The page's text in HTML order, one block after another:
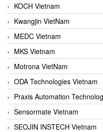
KOCH Vietnam
Kwangjin VietNam
MEDC Vietnam
MKS Vietnam
Motrona VietNam
ODA Technologies Vietnam
Praxis Automation
Sensormate Vietnam
SEOJIN INSTECH Vietnam